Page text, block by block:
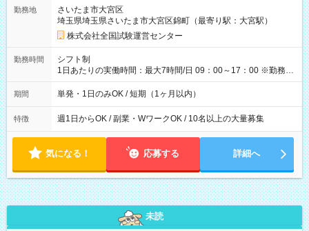
例】 ・河合塾模擬試験 8:30～17:30（休憩1時間） 時給1,300円
×8時間＝日収10,400円＋交通費 ※当日の役割により時給＋100
円の場合あり ・国家試験 7:00～13:30（休憩なし） 時給1,300
円（役割手当＋100円）×6時間＝日収8,400円＋交通費 【試用期
間】試用期間なし
勤務地
さいたま市大宮区
埼玉県埼玉県さいたま市大宮区錦町（最寄り駅：大宮駅）
株式会社全国試験運営センター
勤務時間
シフト制
1日あたりの実働時間：最大7時間/日 09：00～17：00 ※勤務時
間は 試験により異なります。
期間 単発・1日のみOK / 短期（1ヶ月以内）
特徴 週1日からOK / 副業・WワークOK / 10名以上の大量募集
気になる！ 応募する 詳細へ
未読